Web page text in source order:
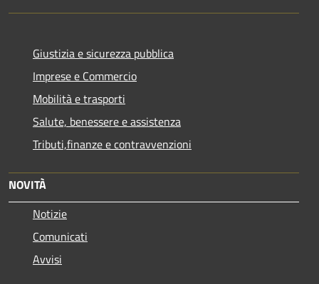
Giustizia e sicurezza pubblica
Imprese e Commercio
Mobilità e trasporti
Salute, benessere e assistenza
Tributi,finanze e contravvenzioni
NOVITÀ
Notizie
Comunicati
Avvisi